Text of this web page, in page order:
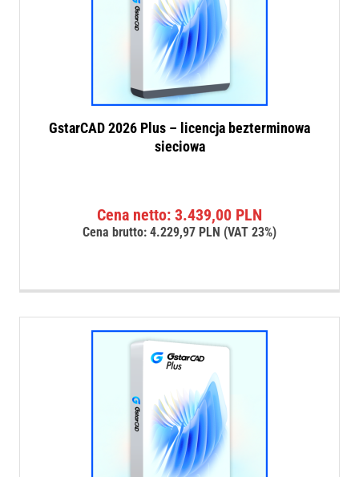
GstarCAD 2026 Plus – licencja bezterminowa
sieciowa
Cena netto:3.439,00 PLN
Cena brutto:4.229,97 PLN (VAT 23%)